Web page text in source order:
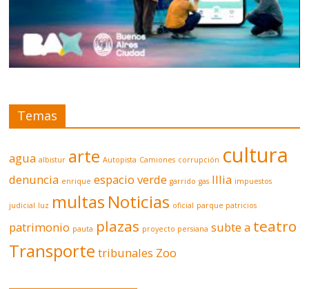
Temas
agua albistur arte Autopista Camiones corrupción cultura
denuncia enrique espacio verde garrido gas Illia impuestos
judicial luz multas Noticias oficial parque patricios
patrimonio pauta plazas proyecto persiana subte a teatro
Transporte tribunales Zoo